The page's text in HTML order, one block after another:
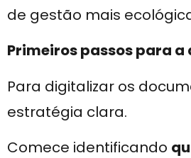
de gestão mais
Primeiros passos para
Para digitalizar os
estratégia clara.
Comece identificando